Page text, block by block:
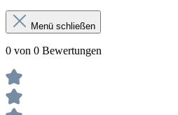
Menü schließen
0 von 0 Bewertungen